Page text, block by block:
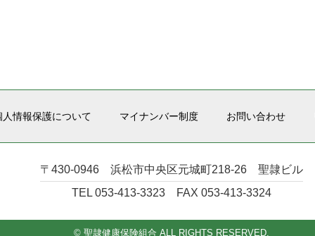
人情報保護について マイナンバー制度 お問い合わせ
〒430-0946 浜松市中央区元城町218-26 聖隷ビル
TEL 053-413-3323 FAX 053-413-3324
© 聖隷健康保険組合 ALL RIGHTS RESERVED.